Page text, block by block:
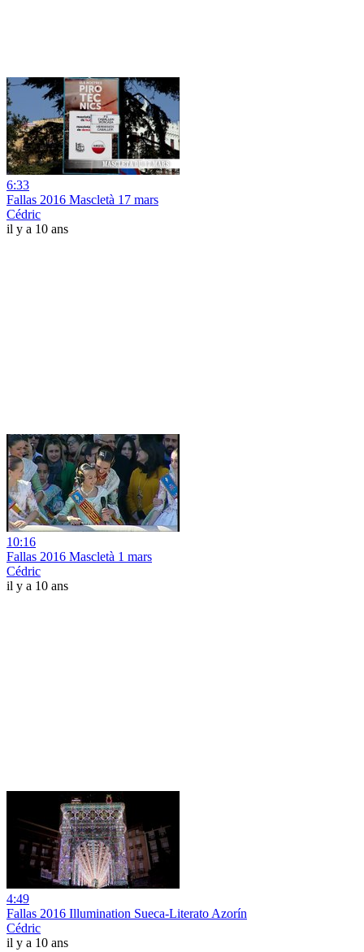
6:33
Fallas 2016 Mascletà 17 mars
Cédric
il y a 10 ans
10:16
Fallas 2016 Mascletà 1 mars
Cédric
il y a 10 ans
4:49
Fallas 2016 Illumination Sueca-Literato Azorín
Cédric
il y a 10 ans